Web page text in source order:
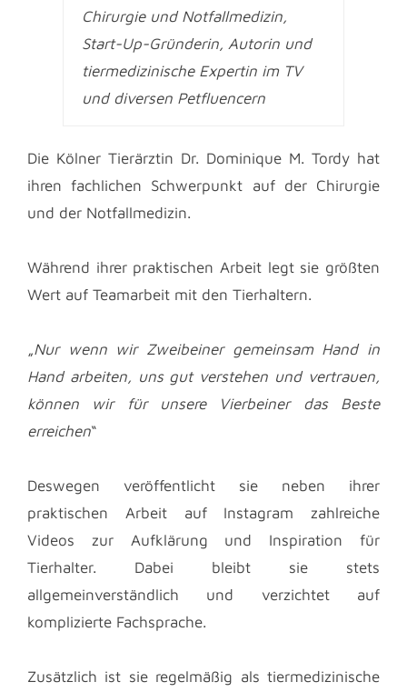
Chirurgie und Notfallmedizin,
Start-Up-Gründerin, Autorin und
tiermedizinische Expertin im TV
und diversen Petfluencern
Die Kölner Tierärztin Dr. Dominique M. Tordy hat
ihren fachlichen Schwerpunkt auf der Chirurgie
und der Notfallmedizin.
Während ihrer praktischen Arbeit legt sie größten
Wert auf Teamarbeit mit den Tierhaltern.
„Nur wenn wir Zweibeiner gemeinsam Hand in
Hand arbeiten, uns gut verstehen und vertrauen,
können wir für unsere Vierbeiner das Beste
erreichen“
Deswegen veröffentlicht sie neben ihrer
praktischen Arbeit auf Instagram zahlreiche
Videos zur Aufklärung und Inspiration für
Tierhalter. Dabei bleibt sie stets
allgemeinverständlich und verzichtet auf
komplizierte Fachsprache.
Zusätzlich ist sie regelmäßig als tiermedizinische